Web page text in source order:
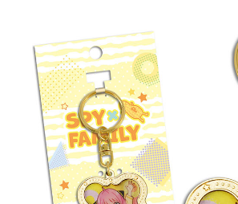
每筆NT$65，滿NT$1,300(含以上)免運費
付款後全家取貨
每筆NT$65，滿NT$1,300(含以上)免運費
(不開放使用，請勿選取）
每筆NT$9,999
7-11取貨付款
每筆NT$65，滿NT$1,300(含以上)免運費